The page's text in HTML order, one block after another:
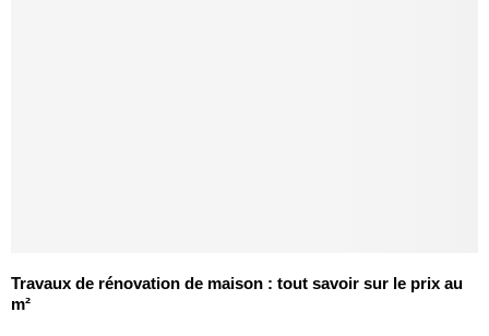
Travaux de rénovation de maison : tout savoir sur le prix au
m²